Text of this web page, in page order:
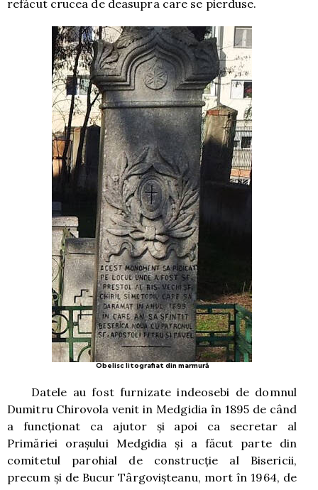
refăcut crucea de deasupra care se pierduse.
Obelisc litografiat din marmură
Datele au fost furnizate indeosebi de domnul
Dumitru Chirovola venit in Medgidia în 1895 de când
a funcţionat ca ajutor şi apoi ca secretar al
Primăriei oraşului Medgidia şi a făcut parte din
comitetul parohial de construcţie al Bisericii,
precum şi de Bucur Târgovişteanu, mort în 1964, de